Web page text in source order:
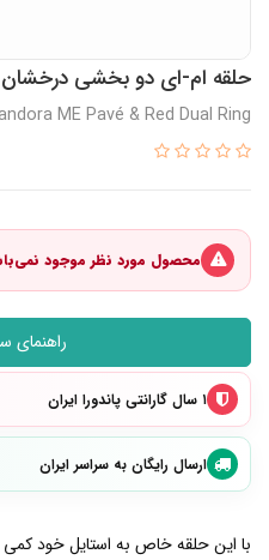
حلقه ام-ای دو بخشی درخشان
ME Pavé & Red Dual Ring
محصول مورد نظر موجود
راهنمای
۱ سال گارانتی پاندورا ایران
ارسال رایگان به سراسر ایران
با این حلقه خاص به استایل خود